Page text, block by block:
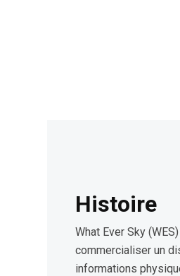
Histoire
What Ever Sky
commercialiser un
informations